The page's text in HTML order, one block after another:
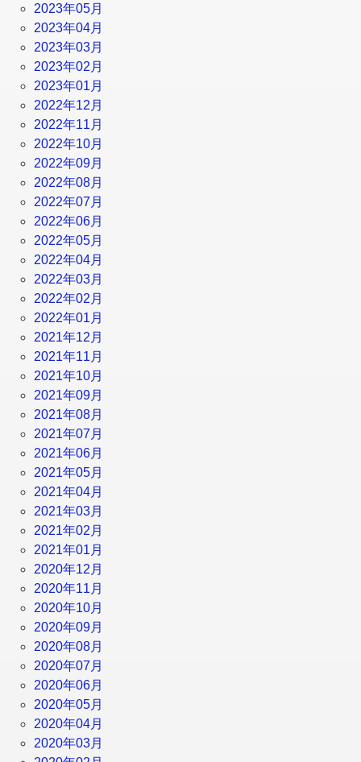
2023年05月
2023年04月
2023年03月
2023年02月
2023年01月
2022年12月
2022年11月
2022年10月
2022年09月
2022年08月
2022年07月
2022年06月
2022年05月
2022年04月
2022年03月
2022年02月
2022年01月
2021年12月
2021年11月
2021年10月
2021年09月
2021年08月
2021年07月
2021年06月
2021年05月
2021年04月
2021年03月
2021年02月
2021年01月
2020年12月
2020年11月
2020年10月
2020年09月
2020年08月
2020年07月
2020年06月
2020年05月
2020年04月
2020年03月